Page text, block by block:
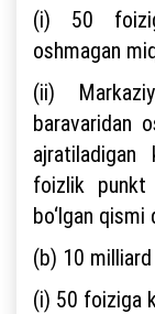
(i) 50
oshmagan
(ii)
baravaridan
foizlik
bo‘lgan
(b) 10
(i) 50 foiziga